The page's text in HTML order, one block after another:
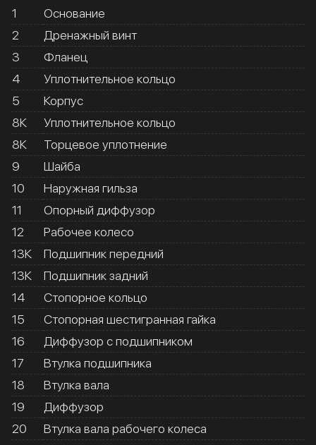
1
Основание
2
Дренажный винт
3
Фланец
4
Уплотнительное кольцо
5
Корпус
8К
Уплотнительное кольцо
8К
Торцевое уплотнение
9
Шайба
10
Наружная гильза
11
Опорный диффузор
12
Рабочее колесо
13К
Подшипник передний
13К
Подшипник задний
14
Стопорное кольцо
15
Стопорная шестигранная гайка
16
Диффузор с подшипником
17
Втулка подшипника
18
Втулка вала
19
Диффузор
20
Втулка вала рабочего колеса